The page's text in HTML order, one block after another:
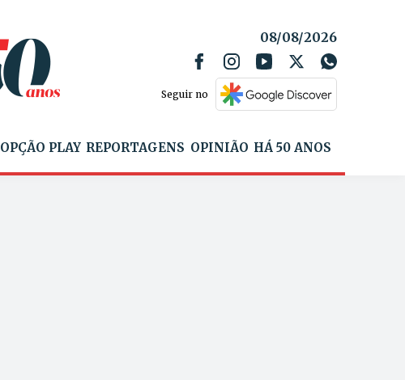
08/08/2026
Seguir no
OPÇÃO PLAY REPORTAGENS OPINIÃO HÁ 50 ANOS